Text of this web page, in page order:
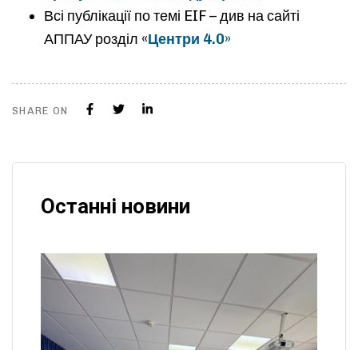
Всі публікації по темі EIF – див на сайті
АППАУ розділ «Центри 4.0»
SHARE ON
Останні новини